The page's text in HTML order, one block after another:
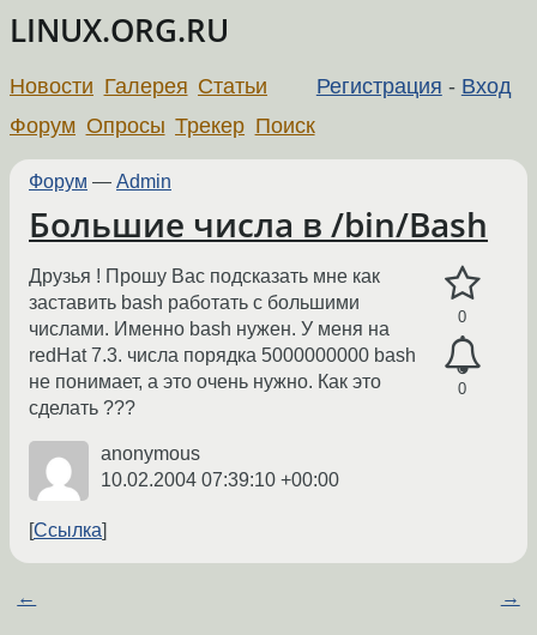
LINUX.ORG.RU
Регистрация - Вход
Новости Галерея Статьи
Форум Опросы Трекер Поиск
Форум — Admin
Большие числа в /bin/Bash
0
0
Друзья ! Прошу Вас подсказать мне как
заставить bash работать с большими
числами. Именно bash нужен. У меня на
redHat 7.3. числа порядка 5000000000 bash
не понимает, а это очень нужно. Как это
сделать ???
anonymous
10.02.2004 07:39:10 +00:00
Ссылка
← →